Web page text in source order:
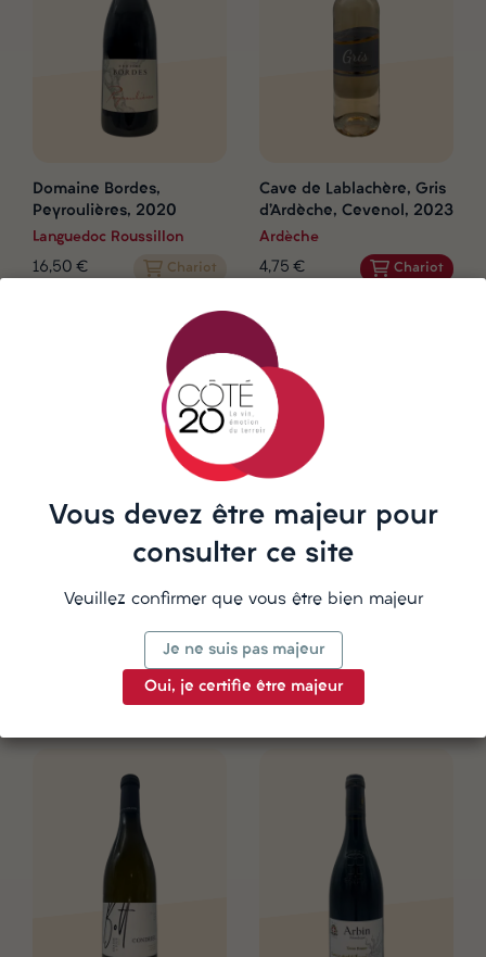
Domaine Bordes,
Peyroulières, 2020
Languedoc Roussillon
16,50 € Chariot
Cave de Lablachère, Gris
d'Ardèche, Cevenol, 2023
Ardèche
4,75 € Chariot
Aurélie Crozet, Regnié
Chariot
Anstotz, Crémant bio,
Brut
Alsace
10,75 €
Vous devez être majeur pour
consulter ce site
Veuillez confirmer que vous être bien majeur
Je ne suis pas majeur
Oui, je certifie être majeur